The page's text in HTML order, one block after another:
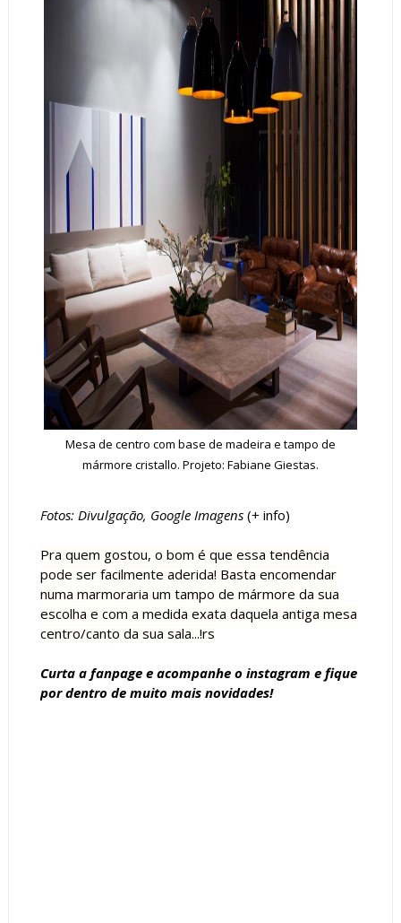
Mesa de centro com base de madeira e tampo de
mármore cristallo. Projeto: Fabiane Giestas.
Fotos: Divulgação, Google Imagens(+ info)
Pra quem gostou, o bom é que essa tendência
pode ser facilmente aderida! Basta encomendar
numa marmoraria um tampo de mármore da sua
escolha e com a medida exata daquela antiga mesa
centro/canto da sua sala...!rs
Curta a fanpagee acompanhe o instagram e fique
por dentro de muito mais novidades!